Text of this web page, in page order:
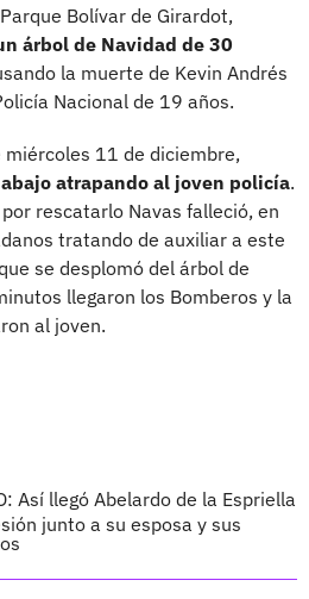
Bolívar de Girardot,
árbol de Navidad de 30
la muerte de Kevin Andrés
Nacional de 19 años.
11 de diciembre,
atrapando al joven policía.
rescatarlo Navas falleció, en
tratando de auxiliar a este
se desplomó del árbol de
llegaron los Bomberos y la
al joven.
Así llegó Abelardo de la Espriella
junto a su esposa y sus